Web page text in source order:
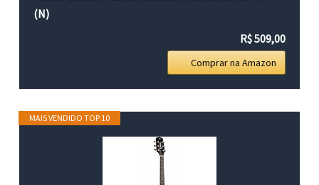
(N)
R$ 509,00
Comprar na Amazon
MAIS VENDIDO TOP 10